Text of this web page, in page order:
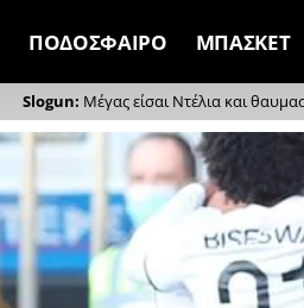
ΠΟΔΟΣΦΑΙΡΟ ΜΠΑΣΚΕΤ
Μέγας είσαι Ντέλια και